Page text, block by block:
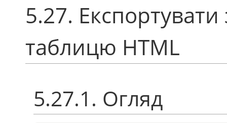
5.27.
таблицю HTML
5.27.1. Огляд